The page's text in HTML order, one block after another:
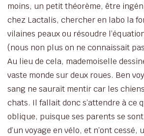
moins, un petit théorème, être
chez Lactalis, chercher en labo la
vilaines peaux ou résoudre
(nous non plus on ne connaissait
Au lieu de cela, mademoiselle
vaste monde sur deux roues. Ben
sang ne saurait mentir car les
chats. Il fallait donc s’attendre à ce
oblique, puisque ses parents se
d’un voyage en vélo, et n’ont cessé,